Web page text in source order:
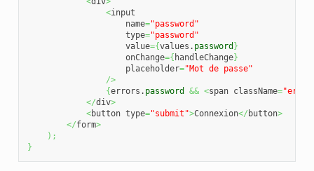
<input
                    name
="password"
                    type
="password"
                    value
={values. password }
                    onChange
={ handleChange}
                    placeholder
="Mot de passe"
/>
{errors. password && <span className=
</div>
<button type="submit">Connexion</ button>
</form>
) ;
}